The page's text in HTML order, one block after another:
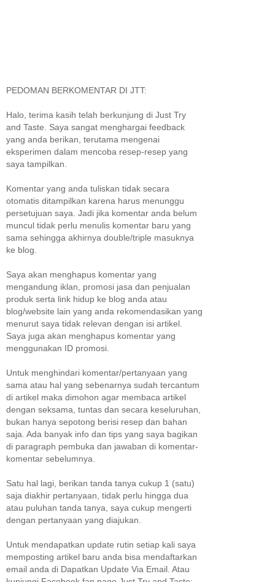
PEDOMAN BERKOMENTAR DI JTT:
Halo, terima kasih telah berkunjung di Just Try
and Taste. Saya sangat menghargai feedback
yang anda berikan, terutama mengenai
eksperimen dalam mencoba resep-resep yang
saya tampilkan.
Komentar yang anda tuliskan tidak secara
otomatis ditampilkan karena harus menunggu
persetujuan saya. Jadi jika komentar anda belum
muncul tidak perlu menulis komentar baru yang
sama sehingga akhirnya double/triple masuknya
ke blog.
Saya akan menghapus komentar yang
mengandung iklan, promosi jasa dan penjualan
produk serta link hidup ke blog anda atau
blog/website lain yang anda rekomendasikan yang
menurut saya tidak relevan dengan isi artikel.
Saya juga akan menghapus komentar yang
menggunakan ID promosi.
Untuk menghindari komentar/pertanyaan yang
sama atau hal yang sebenarnya sudah tercantum
di artikel maka dimohon agar membaca artikel
dengan seksama, tuntas dan secara keseluruhan,
bukan hanya sepotong berisi resep dan bahan
saja. Ada banyak info dan tips yang saya bagikan
di paragraph pembuka dan jawaban di komentar-
komentar sebelumnya.
Satu hal lagi, berikan tanda tanya cukup 1 (satu)
saja diakhir pertanyaan, tidak perlu hingga dua
atau puluhan tanda tanya, saya cukup mengerti
dengan pertanyaan yang diajukan.
Untuk mendapatkan update rutin setiap kali saya
memposting artikel baru anda bisa mendaftarkan
email anda di Dapatkan Update Via Email. Atau